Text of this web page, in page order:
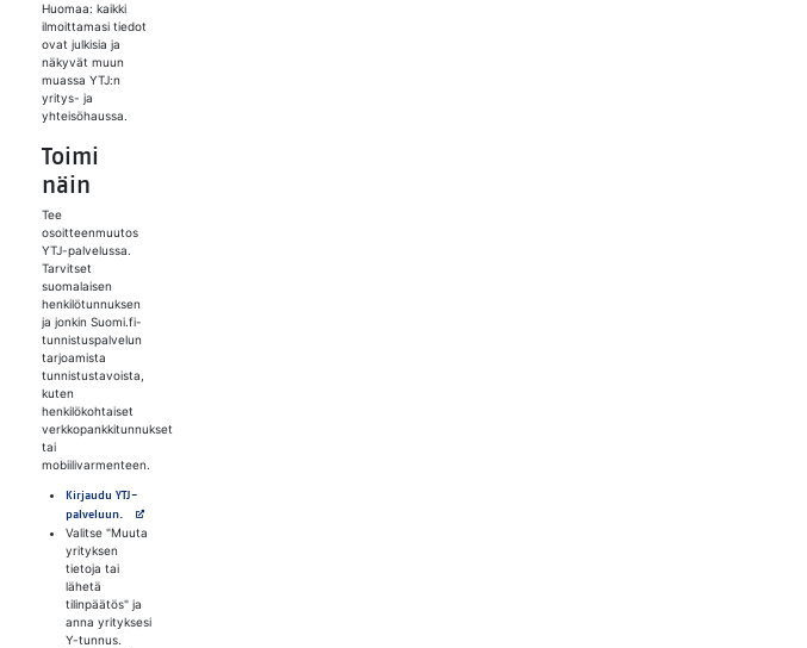
Huomaa: kaikki
ilmoittamasi tiedot
ovat julkisia ja
näkyvät muun
muassa YTJ:n
yritys- ja
yhteisöhaussa.
Toimi
näin
Tee
osoitteenmuutos
YTJ-palvelussa.
Tarvitset
suomalaisen
henkilötunnuksen
ja jonkin Suomi.fi-
tunnistuspalvelun
tarjoamista
tunnistustavoista,
kuten
henkilökohtaiset
verkkopankkitunnukset
tai
mobiilivarmenteen.
Kirjaudu YTJ-
palveluun. Avautuu uuteen välilehteen
Valitse "Muuta
yrityksen
tietoja tai
lähetä
tilinpäätös" ja
anna yrityksesi
Y-tunnus.